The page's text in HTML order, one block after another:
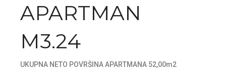
APARTMAN
M3.24
UKUPNA NETO POVRŠINA APARTMANA 52,00m2